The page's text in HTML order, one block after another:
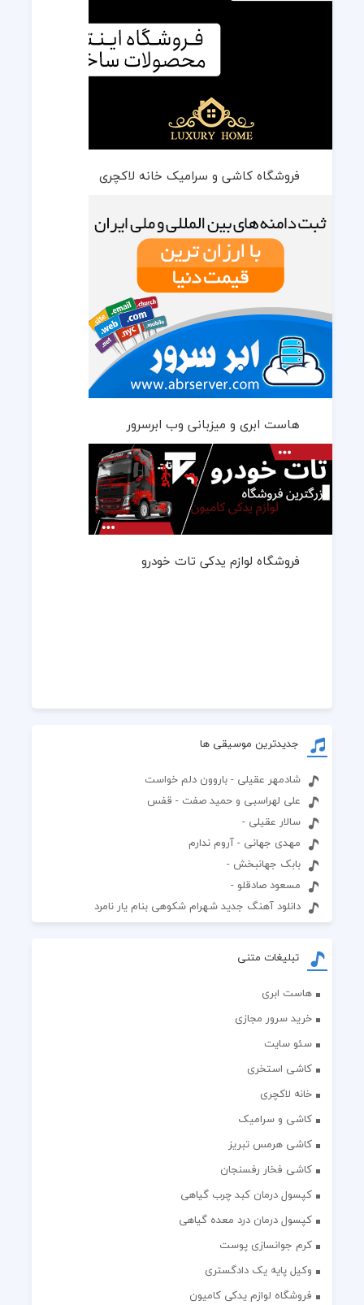
فروشگاه کاشی و سرامیک خانه لاکچری
هاست ابری و میزبانی وب ابرسرور
فروشگاه لوازم یدکی تات خودرو
جدیدترین موسیقی ها
شادمهر عقیلی - باروون دلم خواست
علی لهراسبی و حمید صفت - قفس
سالار عقیلی -
مهدی جهانی - آروم ندارم
بابک جهانبخش -
مسعود صادقلو -
دانلود آهنگ جدید شهرام شکوهی بنام یار نامرد
تبلیغات متنی
هاست ابری
خرید سرور مجازی
سئو سایت
کاشی استخری
خانه لاکچری
کاشی و سرامیک
کاشی هرمس تبریز
کاشی فخار رفسنجان
کپسول درمان کبد چرب گیاهی
کپسول درمان درد معده گیاهی
کرم جوانسازی پوست
وکیل پایه یک دادگستری
فروشگاه لوازم یدکی کامیون